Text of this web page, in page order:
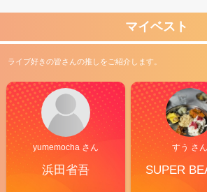
マイベスト
ライブ好きの皆さんの推しをご紹介します。
yumemocha さん
浜田省吾
すう さん
SUPER